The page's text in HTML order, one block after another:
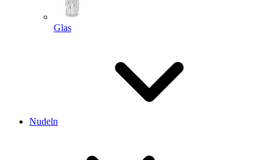
Glas
Nudeln